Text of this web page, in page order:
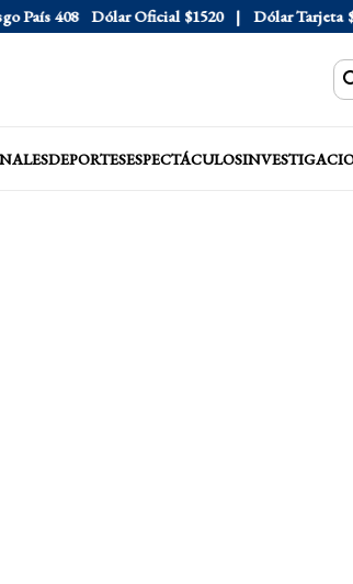
408 Dólar Oficial $1520 Dólar Tarjeta
DEPORTESESPECTÁCULOS